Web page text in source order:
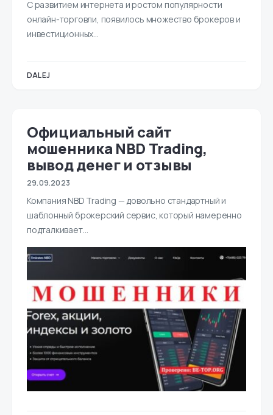
С развитием интернета и ростом популярности
онлайн-торговли, появилось множество брокеров и
инвестиционных…
DALEJ
Официальный сайт
мошенника NBD Trading,
вывод денег и отзывы
29.09.2023
Компания NBD Trading — довольно стандартный и
шаблонный брокерский сервис, который намеренно
подталкивает…